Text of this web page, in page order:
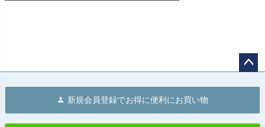
へ
新規会員登録でお得に便利にお買い物